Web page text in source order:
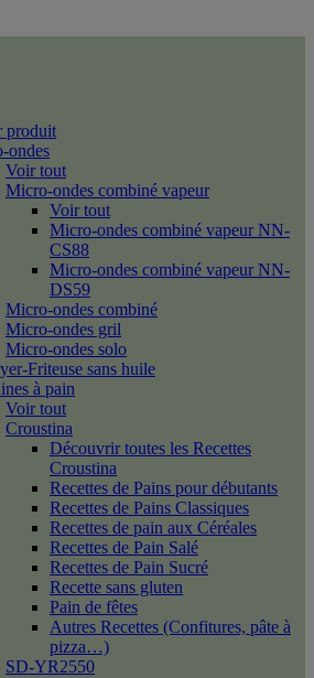
produit
ondes
Voir tout
Micro-ondes combiné vapeur
Voir tout
Micro-ondes combiné vapeur NN-
CS88
Micro-ondes combiné vapeur NN-
DS59
Micro-ondes combiné
Micro-ondes gril
Micro-ondes solo
Friteuse sans huile
à pain
Voir tout
Croustina
Découvrir toutes les Recettes
Croustina
Recettes de Pains pour débutants
Recettes de Pains Classiques
Recettes de pain aux Céréales
Recettes de Pain Salé
Recettes de Pain Sucré
Recette sans gluten
Pain de fêtes
Autres Recettes (Confitures, pâte à
pizza…)
SD-YR2550